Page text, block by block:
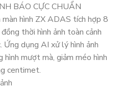
BÁO CỰC CHUẨN
hình ZX ADAS tích hợp 8
thời hình ảnh toàn cảnh
dụng AI xử lý hình ảnh
mượt mà, giảm méo hình
centimet.